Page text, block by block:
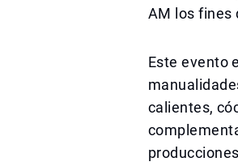
AM los fines
Este evento
calientes,